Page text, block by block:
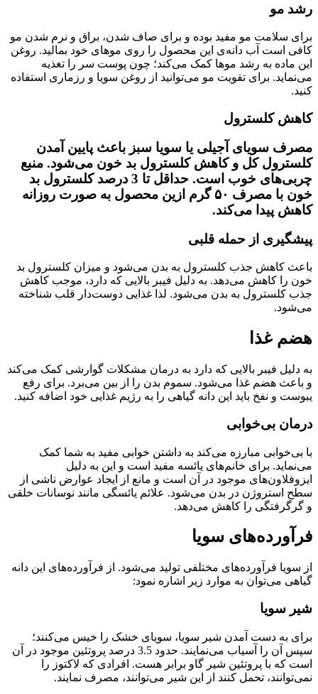
رشد مو
برای سلامت مو مفید بوده و برای صاف شدن، براق و نرم شدن مو
کافی است آب دانه‌ی این محصول را روی موهای خود بمالید. روغن
این ماده به رشد موها کمک می‌کند؛ چون پوست سر را تغذیه
می‌نماید. برای تقویت مو می‌توانید از روغن سویا و رزماری استفاده
کنید.
کاهش کلسترول
مصرف سویای آجیلی یا سویا سبز باعث پایین آمدن
کلسترول کل و کاهش کلسترول بد خون می‌شود. منبع
چربی‌های خوب است. حداقل تا 3 درصد کلسترول بد
خون با مصرف ۵۰ گرم ازین محصول به صورت روزانه
کاهش پیدا می‌کند.
پیشگیری از حمله قلبی
باعث کاهش جذب کلسترول به بدن می‌شود و میزان کلسترول بد
خون را کاهش می‌دهد. به دلیل فیبر بالایی که دارد، موجب کاهش
جذب کلسترول به بدن می‌شود. لذا غذایی دوست‌دار قلب شناخته
می‌شود.
هضم غذا
به دلیل فیبر بالایی که دارد به درمان مشکلات گوارشی کمک می‌کند
و باعث هضم غذا می‌شود. سموم بدن را از بین می‌برد. برای رفع
یبوست و نفخ باید این دانه گیاهی را به رژیم غذایی خود اضافه کنید.
درمان بی‌خوابی
با بی‌خوابی مبارزه می‌کند به داشتن خوابی مفید به شما کمک
می‌نماید. برای خانم‌های یائسه مفید است و این به دلیل
ایزوفلاون‌های موجود در آن است و مانع از ایجاد عوارض ناشی از
سطح استروژن در بدن می‌شود. علائم یائسگی مانند نوسانات خلقی
و گرگرفتگی را کاهش می‌دهد.
فرآورده‌های سویا
از سویا فرآورده‌های مختلفی تولید می‌شود. از فرآورده‌های این دانه
گیاهی می‌توان به موارد زیر اشاره نمود:
شیر سویا
برای به دست آمدن شیر سویا، سویای خشک را خیس می‌کنند؛
سپس آن را آسیاب می‌نمایند. حدود 3.5 درصد پروتئین موجود در آن
است که با پروتئین شیر گاو برابر هست‌. افرادی که لاکتوز را
نمی‌توانند، تحمل کنند از این شیر می‌توانند، مصرف نمایند.